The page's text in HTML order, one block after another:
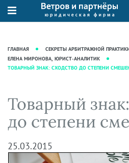
О нас
Рекомендации
фирмы
Кейсы
Юридические услуги
Интеллектуальная собственность
Сопровождение бизнеса
Ведение уголовных дел
Защита активов
Ведение дел о банкротстве
База знаний
Журнал "Секреты арбитражной
практики"
Статьи
Аудиоподкасты
Видеоподкасты
Вопросы-ответы
ГЛАВНАЯ
СЕКРЕТЫ АРБИТРАЖНОЙ
ЕЛЕНА МИРОНОВА, ЮРИСТ-АНАЛИТИК
ТОВАРНЫЙ ЗНАК: СХОДСТВО ДО СТЕПЕНИ
Товарный
до степени
25.03.2015